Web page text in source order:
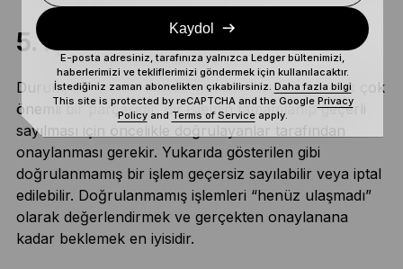
5. İşlemin durumu
Durum, bir işlemin sıklıkla gözden kaçırılan ancak çok
önemli bir parçasıdır. Bir işlemin tamamlanıp geçerli
sayılması için öncelikle doğrulayanlar tarafından
onaylanması gerekir. Yukarıda gösterilen gibi
doğrulanmamış bir işlem geçersiz sayılabilir veya iptal
edilebilir. Doğrulanmamış işlemleri “henüz ulaşmadı”
olarak değerlendirmek ve gerçekten onaylanana
kadar beklemek en iyisidir.
Kaydol
E-posta adresiniz, tarafınıza yalnızca Ledger bültenimizi,
haberlerimizi ve tekliflerimizi göndermek için kullanılacaktır.
İstediğiniz zaman abonelikten çıkabilirsiniz. Daha fazla bilgi
This site is protected by reCAPTCHA and the Google Privacy
Policyand Terms of Serviceapply.